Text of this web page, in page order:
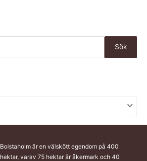
Sök
Bolstaholm är en välskött egendom på 400
hektar, varav 75 hektar är åkermark och 40